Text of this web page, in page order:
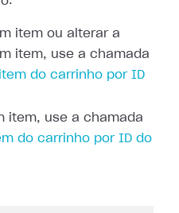
item ou alterar a
item, use a chamada
do carrinho por ID
item, use a chamada
do carrinho por ID do